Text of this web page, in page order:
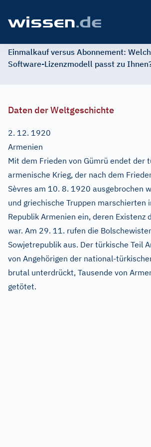
Einmalkauf versus Abonnement:
Software-Lizenzmodell passt zu
Daten der Weltgeschichte
2. 12. 1920
Armenien
Mit dem Frieden von Gümrü endet der
armenische Krieg, der nach dem
Sèvres am 10. 8. 1920 ausgebrochen
und griechische Truppen marschierten
Republik Armenien ein, deren Existenz
war. Am 29. 11. rufen die
Sowjetrepublik aus. Der türkische Teil
von Angehörigen der national-
brutal unterdrückt, Tausende von
getötet.